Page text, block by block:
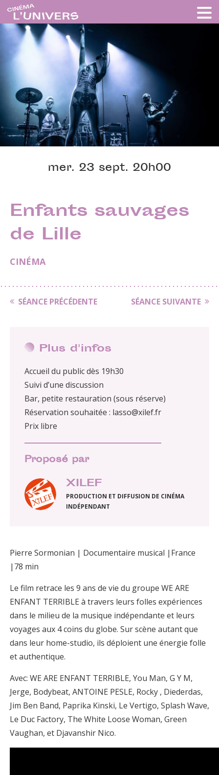
mer. 23 sept. 20h00
Enfants sauvages
de Lille
CINÉMA
SÉANCE PRÉCÉDENTE SÉANCE SUIVANTE
Plus d'infos
Accueil du public dès 19h30
Suivi d’une discussion
Bar, petite restauration (sous réserve)
Réservation souhaitée : lasso@xilef.fr
Prix libre
Proposé par
XILEF
PRODUCTION ET DIFFUSION DE CINÉMA
INDÉPENDANT
Pierre Sormonian | Documentaire musical |France
|78 min
Le film retrace les 9 ans de vie du groupe WE ARE
ENFANT TERRIBLE à travers leurs folles expériences
dans le milieu de la musique indépendante et leurs
voyages aux 4 coins du globe. Sur scène autant que
dans leur home-studio, ils déploient une énergie folle
et authentique.
Avec: WE ARE ENFANT TERRIBLE, You Man, G Y M,
Jerge, Bodybeat, ANTOINE PESLE, Rocky , Diederdas,
Jim Ben Band, Paprika Kinski, Le Vertigo, Splash Wave,
Le Duc Factory, The White Loose Woman, Green
Vaughan, et Djavanshir Nico.